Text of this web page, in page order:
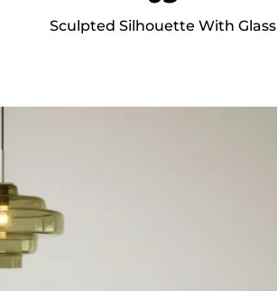
Sculpted Silhouette With Glass